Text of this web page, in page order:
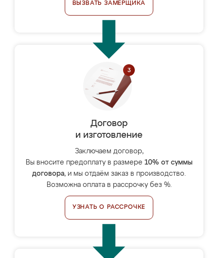
ВЫЗВАТЬ ЗАМЕРЩИКА
Договор
и изготовление
Заключаем договор,
Вы вносите предоплату в размере 10% от суммы
договора, и мы отдаём заказ в производство.
Возможна оплата в рассрочку без %.
УЗНАТЬ О РАССРОЧКЕ